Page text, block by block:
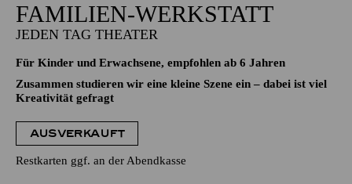
FAMILIEN-WERKSTATT
JEDEN TAG THEATER
Für Kinder und Erwachsene, empfohlen ab 6 Jahren
Zusammen studieren wir eine kleine Szene ein – dabei ist viel
Kreativität gefragt
AUSVERKAUFT
Restkarten ggf. an der Abendkasse